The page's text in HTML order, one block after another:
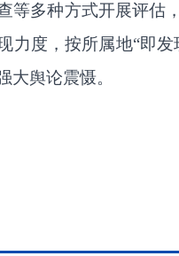
等多种方式开展评估
力度，按所属地“即发
大舆论震慑。